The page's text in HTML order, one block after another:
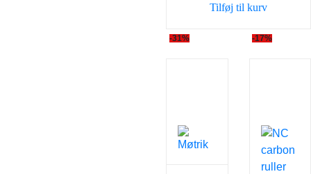
Tilføj til kurv
-31% -17%